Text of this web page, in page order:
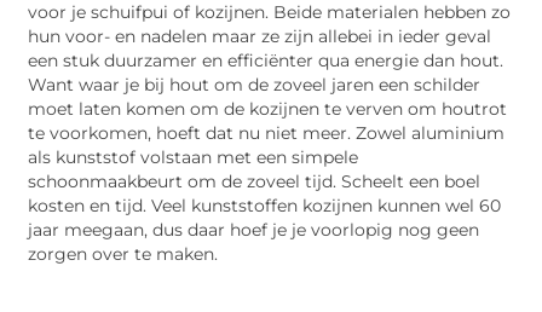
voor je schuifpui of kozijnen. Beide materialen hebben zo
hun voor- en nadelen maar ze zijn allebei in ieder geval
een stuk duurzamer en efficiënter qua energie dan hout.
Want waar je bij hout om de zoveel jaren een schilder
moet laten komen om de kozijnen te verven om houtrot
te voorkomen, hoeft dat nu niet meer. Zowel aluminium
als kunststof volstaan met een simpele
schoonmaakbeurt om de zoveel tijd. Scheelt een boel
kosten en tijd. Veel kunststoffen kozijnen kunnen wel 60
jaar meegaan, dus daar hoef je je voorlopig nog geen
zorgen over te maken.